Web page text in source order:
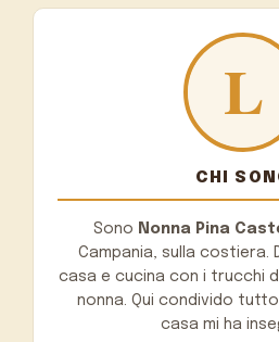
CHI
Sono Nonna Pina
Campania, sulla costiera.
casa e cucina con i trucchi
nonna. Qui condivido
casa mi ha